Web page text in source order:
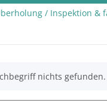
/ Inspektion &
nichts